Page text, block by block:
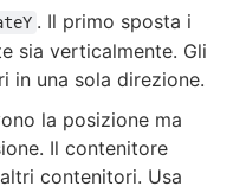
. Il primo sposta i
sia verticalmente. Gli
in una sola direzione.
la posizione ma
Il contenitore
contenitori. Usa